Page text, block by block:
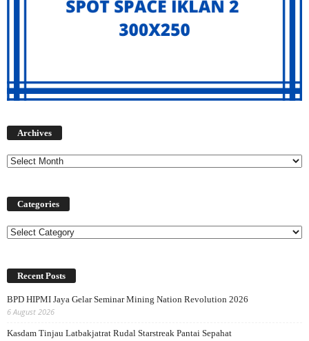
Archives
Categories
Categories
Recent Posts
BPD HIPMI Jaya Gelar Seminar Mining Nation Revolution 2026
6 August 2026
Kasdam Tinjau Latbakjatrat Rudal Starstreak Pantai Sepahat